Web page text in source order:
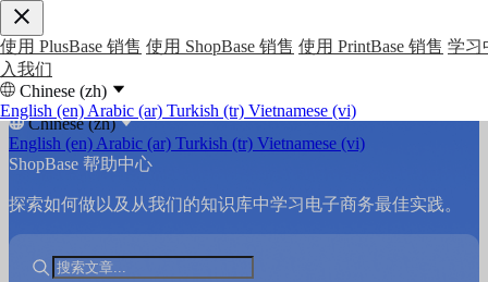
使用 PlusBase 销售 使用 ShopBase 销售 使用 PrintBase 销售 学习
入我们
Chinese (zh)
English (en) Arabic (ar) Turkish (tr) Vietnamese (vi)
Chinese (zh)
English (en) Arabic (ar) Turkish (tr) Vietnamese (vi)
ShopBase 帮助中心
探索如何做以及从我们的知识库中学习电子商务最佳实践。